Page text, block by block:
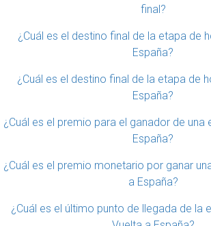
final?
¿Cuál es el destino final de la etapa de
España?
¿Cuál es el destino final de la etapa de
España?
¿Cuál es el premio para el ganador de una
España?
¿Cuál es el premio monetario por ganar
a España?
¿Cuál es el último punto de llegada de la